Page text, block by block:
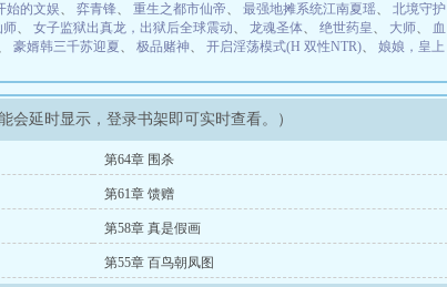
始的文娱、 弈青锋、 重生之都市仙帝、 最强地摊系统江南夏瑶、 北境守护
师、 女子监狱出真龙，出狱后全球震动、 龙魂圣体、 绝世药皇、 大师、 血
豪婿韩三千苏迎夏、 极品赌神、 开启淫荡模式(H 双性NTR)、 娘娘，皇上
会延时显示，登录书架即可实时查看。）
第64章 围杀
第61章 馈赠
第58章 真是假画
第55章 百鸟朝凤图